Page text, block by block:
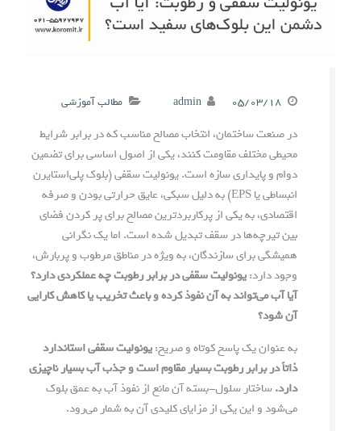
۰۵/۰۳/۱۸ admin مطالب آموزشی
در صنعت ساختمان، انتخاب مصالح مناسب که در برابر شرایط
محیطی مختلف مقاومت کنند، یکی از اصول اساسی برای تضمین
دوام و پایداری سازه است. یونولیت سقفی (بلوک پلی‌استایرن
انبساطی یا EPS) به دلیل سبکی، عایق حرارتی بودن و صرفه
اقتصادی، به یکی از پرکاربردترین مصالح برای پر کردن فضای
بین تیرچه‌ها در سقف تبدیل شده است. اما یک نگرانی
همیشگی برای سازندگان، به ویژه در مناطق مرطوب و پربارش،
وجود دارد:یونولیت سقفی در برابر رطوبت چه عملکردی دارد؟
آیا آب می‌تواند به آن نفوذ کرده و باعث تخریب یا کاهش کارایی
آن شود؟
به عنوان یک پاسخ کوتاه و صریح:یونولیت سقفی استاندارد
ذاتاً در برابر رطوبت بسیار مقاوم است و جذب آب بسیار ناچیزی
دارد. ساختار سلول-بسته آن مانع از نفوذ آب به عمق بلوک
می‌شود و این یکی از مزایای کلیدی آن به شمار می‌رود.